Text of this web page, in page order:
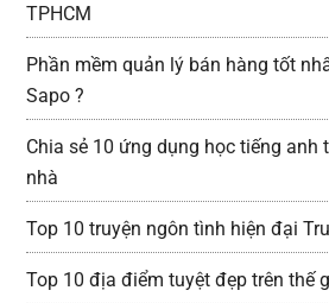
TPHCM
Phần mềm quản lý bán hàng tốt
Sapo ?
Chia sẻ 10 ứng dụng học tiếng anh
nhà
Top 10 truyện ngôn tình hiện đại
Top 10 địa điểm tuyệt đẹp trên thế